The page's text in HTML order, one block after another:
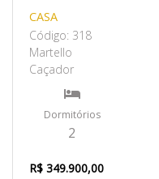
CASA
Código: 318
Martello
Caçador
Dormitórios
2
R$ 349.900,00